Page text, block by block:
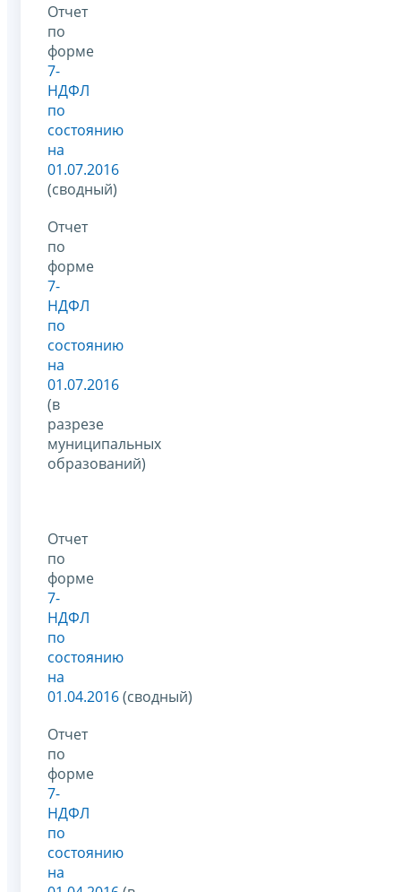
Отчет
по
форме
7-
НДФЛ
по
состоянию
на
01.07.2016
(сводный)
Отчет
по
форме
7-
НДФЛ
по
состоянию
на
01.07.2016
(в
разрезе
муниципальных
образований)
Отчет
по
форме
7-
НДФЛ
по
состоянию
на
01.04.2016(сводный)
Отчет
по
форме
7-
НДФЛ
по
состоянию
на